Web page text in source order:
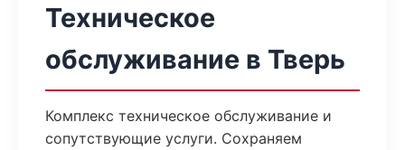
Техническое
обслуживание в Тверь
Комплекс техническое обслуживание и
сопутствующие услуги. Сохраняем